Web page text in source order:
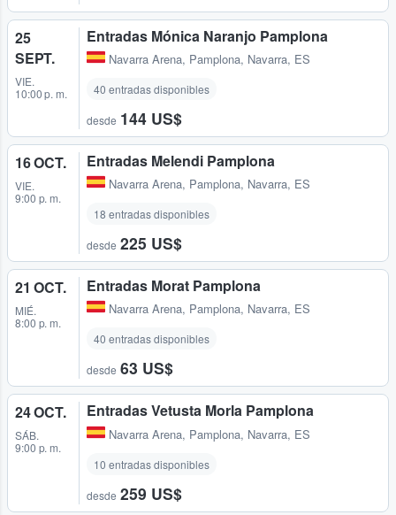
25
SEPT.
VIE.
10:00 p. m.
Entradas Mónica Naranjo Pamplona
Navarra Arena, Pamplona, Navarra, ES
40 entradas disponibles
desde 144 US$
16 OCT.
VIE.
9:00 p. m.
Entradas Melendi Pamplona
Navarra Arena, Pamplona, Navarra, ES
18 entradas disponibles
desde 225 US$
21 OCT.
MIÉ.
8:00 p. m.
Entradas Morat Pamplona
Navarra Arena, Pamplona, Navarra, ES
40 entradas disponibles
desde 63 US$
24 OCT.
SÁB.
9:00 p. m.
Entradas Vetusta Morla Pamplona
Navarra Arena, Pamplona, Navarra, ES
10 entradas disponibles
desde 259 US$